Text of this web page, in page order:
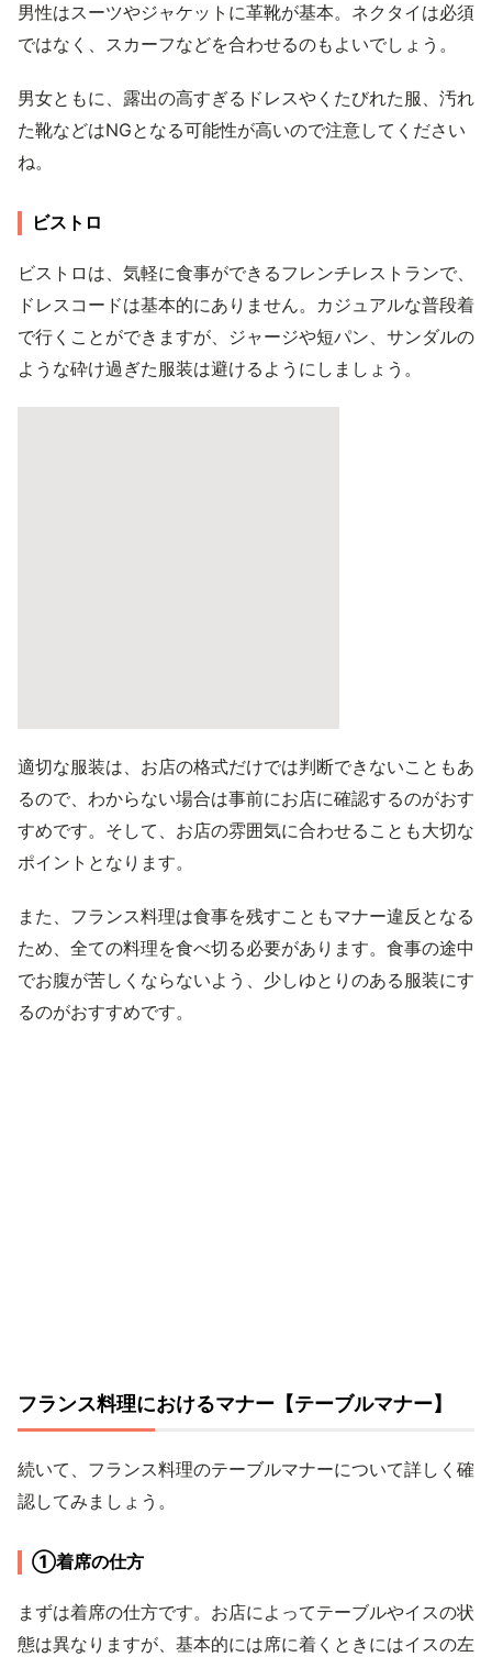
男性はスーツやジャケットに革靴が基本。ネクタイは必須
ではなく、スカーフなどを合わせるのもよいでしょう。
男女ともに、露出の高すぎるドレスやくたびれた服、汚れ
た靴などはNGとなる可能性が高いので注意してください
ね。
ビストロ
ビストロは、気軽に食事ができるフレンチレストランで、
ドレスコードは基本的にありません。カジュアルな普段着
で行くことができますが、ジャージや短パン、サンダルの
ような砕け過ぎた服装は避けるようにしましょう。
適切な服装は、お店の格式だけでは判断できないこともあ
るので、わからない場合は事前にお店に確認するのがおす
すめです。そして、お店の雰囲気に合わせることも大切な
ポイントとなります。
また、フランス料理は食事を残すこともマナー違反となる
ため、全ての料理を食べ切る必要があります。食事の途中
でお腹が苦しくならないよう、少しゆとりのある服装にす
るのがおすすめです。
フランス料理におけるマナー【テーブルマナー】
続いて、フランス料理のテーブルマナーについて詳しく確
認してみましょう。
①着席の仕方
まずは着席の仕方です。お店によってテーブルやイスの状
態は異なりますが、基本的には席に着くときにはイスの左